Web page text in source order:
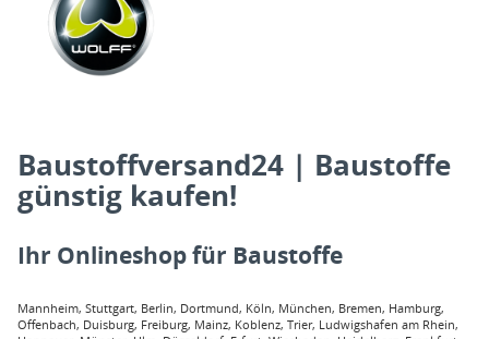
Baustoffversand24 | Baustoffe
günstig kaufen!
Ihr Onlineshop für Baustoffe
Mannheim, Stuttgart, Berlin, Dortmund, Köln, München, Bremen, Hamburg,
Offenbach, Duisburg, Freiburg, Mainz, Koblenz, Trier, Ludwigshafen am Rhein,